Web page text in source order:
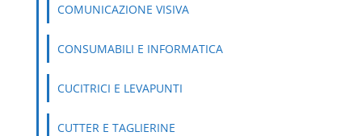
COMUNICAZIONE VISIVA
CONSUMABILI E INFORMATICA
CUCITRICI E LEVAPUNTI
CUTTER E TAGLIERINE